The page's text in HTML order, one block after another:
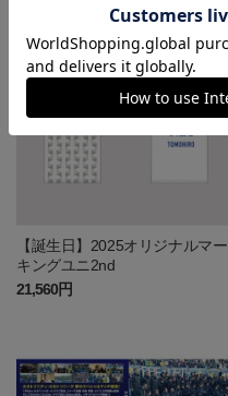
【誕生日】2025オリジナルマー
キングユニ2nd
21,560円